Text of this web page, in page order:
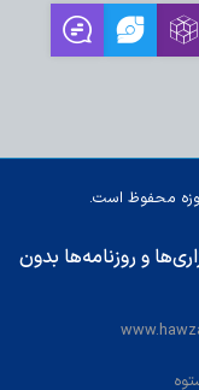
محفوظ است.
و روزنامه‌ها بدون